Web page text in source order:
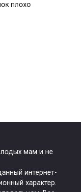
плохо
мам и не
интернет-
характер.